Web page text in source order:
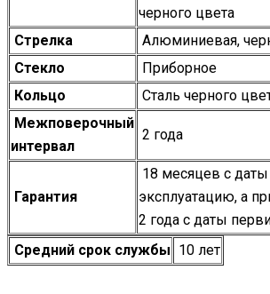
черного цвета
Стрелка
Алюминиевая,
Стекло
Приборное
Кольцо
Сталь черного
Межповерочный
интервал
2 года
Гарантия
18 месяцев с
эксплуатацию, а
2 года с даты
Средний срок службы 10 лет